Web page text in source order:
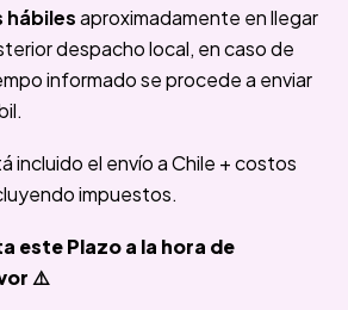
hábilesaproximadamente en llegar
despacho local, en caso de
informado se procede a enviar
incluido el envío a Chile + costos
impuestos.
este Plazo a la hora de
⚠️